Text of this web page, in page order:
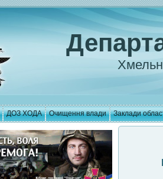
ДОЗ ХОДА Очищення влади Заклади